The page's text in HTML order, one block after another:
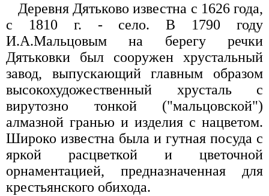
Деревня Дятьково известна с 1626 года,
с 1810 г. - село. В 1790 году
И.А.Мальцовым на берегу речки
Дятьковки был сооружен хрустальный
завод, выпускающий главным образом
высокохудожественный хрусталь с
вирутозно тонкой ("мальцовской")
алмазной гранью и изделия с нацветом.
Широко известна была и гутная посуда с
яркой расцветкой и цветочной
орнаментацией, предназначенная для
крестьянского обихода.